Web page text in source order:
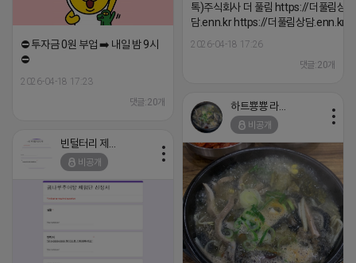
톡)주식회사 더 풀림 https://더풀림상
담.enn.kr https://더풀림상담.enn.kr
2026-04-18 17:26
댓글:20개
⛔️ 투자금 0원 부업 ➡️ 내일 밤 9시
⛔️
2026-04-18 17:23
댓글:20개
하트뿅뿅 라이언
비공개
비공개